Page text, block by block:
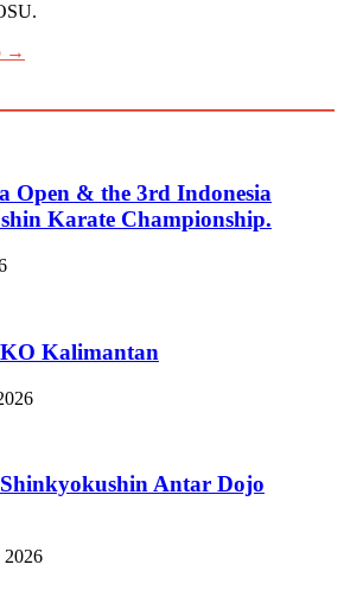
→
Open & the 3rd Indonesia
Karate Championship.
Kalimantan
Antar Dojo
2026